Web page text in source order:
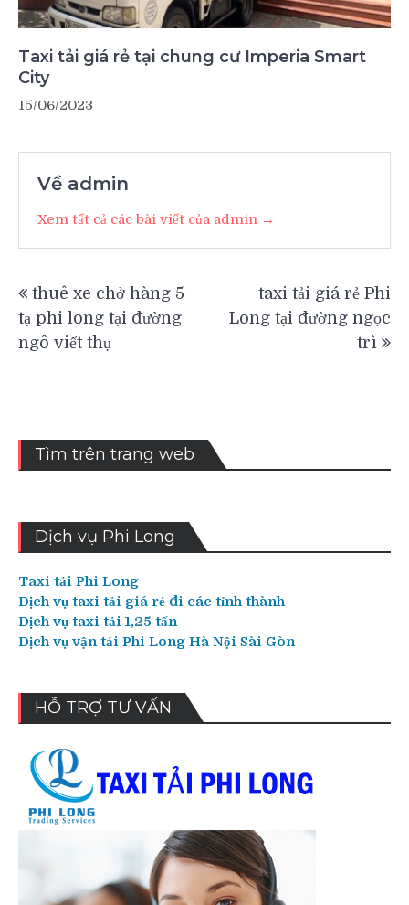
Taxi tải giá rẻ tại chung cư Imperia Smart
City
15/06/2023
Về admin
Xem tất cả các bài viết của admin →
hướng
bài
thuê xe chở hàng 5
tạ phi long tại đường
ngô viết thụ
taxi tải giá rẻ Phi
Long tại đường ngọc
trì
Tìm trên trang web
Dịch vụ Phi Long
Taxi tải Phi Long
Dịch vụ taxi tải giá rẻ đi các tỉnh thành
Dịch vụ taxi tải 1,25 tấn
Dịch vụ vận tải Phi Long Hà Nội Sài Gòn
HỖ TRỢ TƯ VẤN